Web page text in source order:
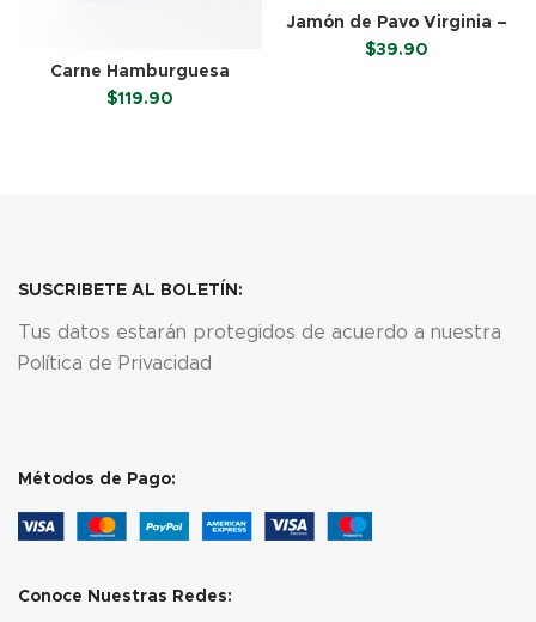
Carne Hamburguesa
Artesanal (6 piezas de 200
$119.90
Jamón de Pavo Virginia –
Zwan (250 g)
$39.90
SUSCRIBETE AL BOLETÍN:
Tus datos estarán protegidos de acuerdo a nuestra
Política de Privacidad
Métodos de Pago:
Conoce Nuestras Redes: